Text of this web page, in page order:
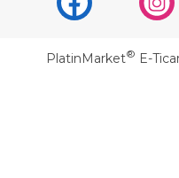
PlatinMarket® E-